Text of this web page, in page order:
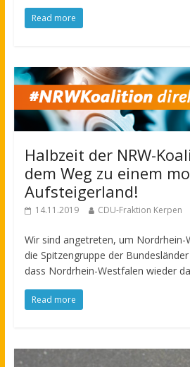
Read more
Halbzeit der NRW-
dem Weg zu einem
Aufsteigerland!
14.11.2019 CDU-Fraktion Kerpen
Wir sind angetreten, um Nordrhein-
die Spitzengruppe der
dass Nordrhein-Westfalen wieder
Read more